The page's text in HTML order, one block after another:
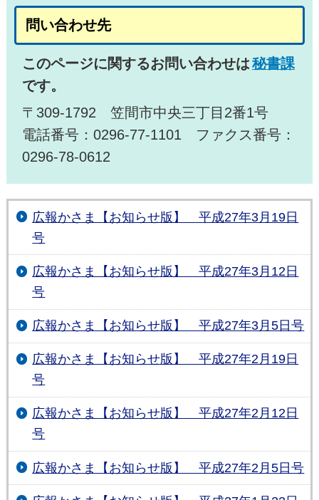
問い合わせ先
このページに関するお問い合わせは秘書課
です。
〒309-1792 笠間市中央三丁目2番1号
電話番号：0296-77-1101 ファクス番号：
0296-78-0612
広報かさま【お知らせ版】 平成27年3月19日
号
広報かさま【お知らせ版】 平成27年3月12日
号
広報かさま【お知らせ版】 平成27年3月5日号
広報かさま【お知らせ版】 平成27年2月19日
号
広報かさま【お知らせ版】 平成27年2月12日
号
広報かさま【お知らせ版】 平成27年2月5日号